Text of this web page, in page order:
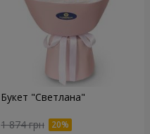
Букет "Светлана"
1 874 грн